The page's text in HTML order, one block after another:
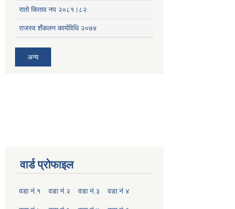
रातो किताव नप २०८१।८२
राजस्व शँकलन कार्यविधि २०७४
अन्य
वार्ड प्रोफाइल
वडा नं.१ वडा नं.२ वडा नं.३ वडा नं ४